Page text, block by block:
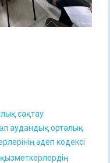
сақтау
аудандық орталық
әдеп кодексі